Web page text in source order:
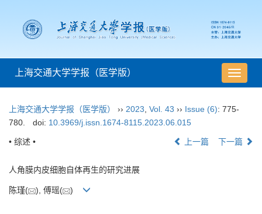
导
航
换
上海交通大学学报（医学版）
上海交通大学学报（医学版） ›› 2023 Vol. 43 ›› Issue (6): 775-
780.
doi: 10.3969/j.issn.1674-8115.2023.06.015
• 综述 • 上一篇 下一篇
人角膜内皮细胞自体再生的研究进展
陈瑾( ), 傅瑶( )